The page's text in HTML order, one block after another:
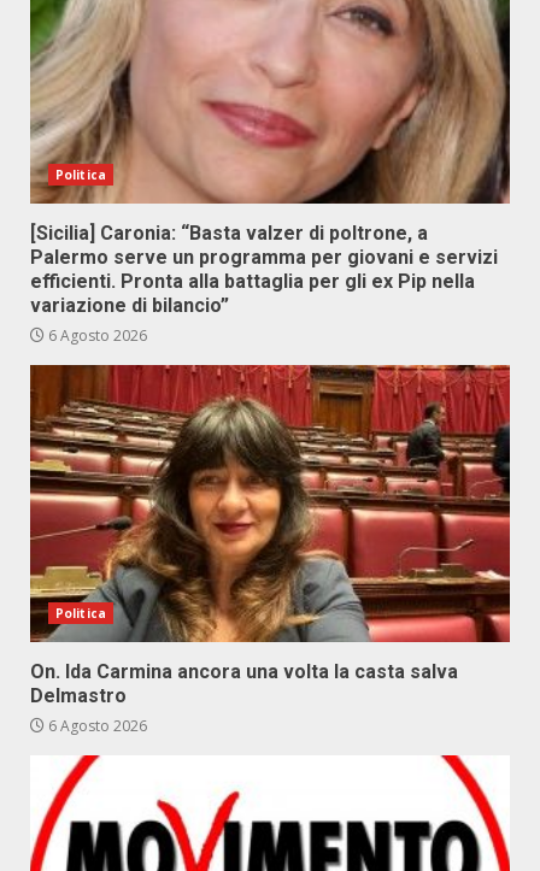
Politica
[Sicilia] Caronia: “Basta valzer di poltrone, a
Palermo serve un programma per giovani e servizi
efficienti. Pronta alla battaglia per gli ex Pip nella
variazione di bilancio”
6 Agosto 2026
Politica
On. Ida Carmina ancora una volta la casta salva
Delmastro
6 Agosto 2026